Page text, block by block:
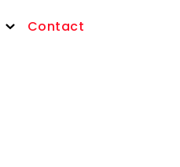
Contact